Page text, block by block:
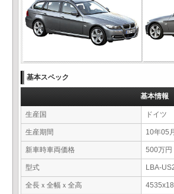
基本スペック
基本情報
生産国 ドイツ
生産期間 10年05
新車時車両価格 500万円
型式 LBA-
全長ｘ全幅ｘ全高